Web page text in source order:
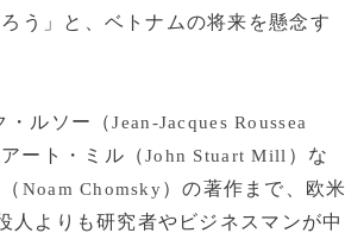
う」と、ベトナムの将来を懸念す
・ルソー（Jean-Jacques Roussea
ート・ミル（John Stuart Mill ）な
Noam Chomsky）の著作まで、欧米
人よりも研究者やビジネスマンが中